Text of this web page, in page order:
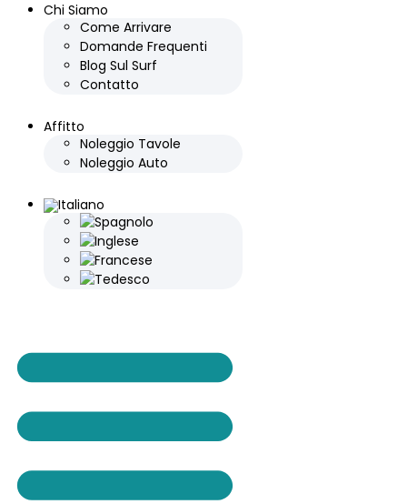
Chi Siamo
Come Arrivare
Domande Frequenti
Blog Sul Surf
Contatto
Affitto
Noleggio Tavole
Noleggio Auto